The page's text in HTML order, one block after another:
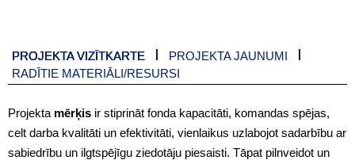
PROJEKTA VIZĪTKARTE
PROJEKTA JAUNUMI
RADĪTIE MATERIĀLI/RESURSI
Projekta mērķis ir stiprināt fonda kapacitāti, komandas spējas,
celt darba kvalitāti un efektivitāti, vienlaikus uzlabojot sadarbību ar
sabiedrību un ilgtspējīgu ziedotāju piesaisti. Tāpat pilnveidot un